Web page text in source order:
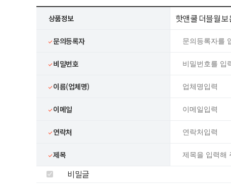
상품정보 핫앤쿨 더블월
문의등록자
비밀번호
이름(업체명)
이메일
연락처
제목
비밀글